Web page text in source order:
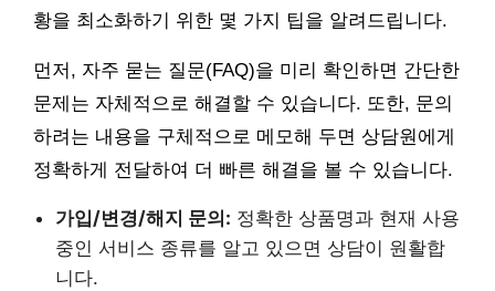
황을 최소화하기 위한 몇 가지 팁을 알려드립니다.
먼저, 자주 묻는 질문(FAQ)을 미리 확인하면 간단한
문제는 자체적으로 해결할 수 있습니다. 또한, 문의
하려는 내용을 구체적으로 메모해 두면 상담원에게
정확하게 전달하여 더 빠른 해결을 볼 수 있습니다.
가입/변경/해지 문의: 정확한 상품명과 현재 사용
중인 서비스 종류를 알고 있으면 상담이 원활합
니다.